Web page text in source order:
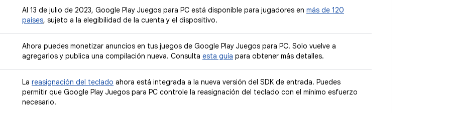
Al 13 de julio de 2023, Google Play Juegos para PC está disponible para jugadores en más de 120
países, sujeto a la elegibilidad de la cuenta y el dispositivo.
Ahora puedes monetizar anuncios en tus juegos de Google Play Juegos para PC. Solo vuelve a
agregarlos y publica una compilación nueva. Consulta esta guía para obtener más detalles.
La reasignación del teclado ahora está integrada a la nueva versión del SDK de entrada. Puedes
permitir que Google Play Juegos para PC controle la reasignación del teclado con el mínimo esfuerzo
necesario.